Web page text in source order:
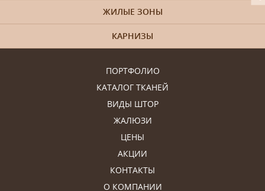
ПОРТФОЛИО
КАТАЛОГ ТКАНЕЙ
ВИДЫ ШТОР
ЖАЛЮЗИ
ЦЕНЫ
АКЦИИ
КОНТАКТЫ
О КОМПАНИИ
ЖИЛЫЕ ЗОНЫ
КАРНИЗЫ